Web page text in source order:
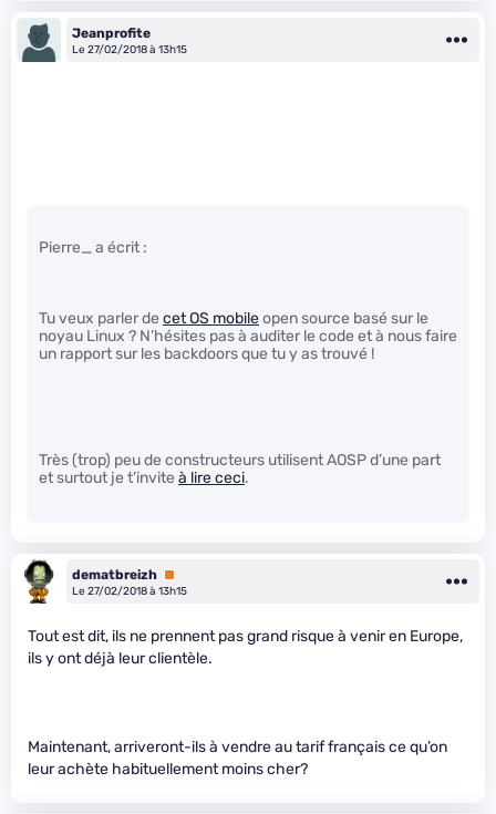
Jeanprofite
Le 27/02/2018 à 13h15
Pierre_ a écrit :
Tu veux parler de cet OS mobileopen source basé sur le
noyau Linux ? N’hésites pas à auditer le code et à nous faire
un rapport sur les backdoors que tu y as trouvé !
Très (trop) peu de constructeurs utilisent AOSP d’une part
et surtout je t’invite à lire ceci.
dematbreizh Premium
Le 27/02/2018 à 13h15
Tout est dit, ils ne prennent pas grand risque à venir en Europe,
ils y ont déjà leur clientèle.
Maintenant, arriveront-ils à vendre au tarif français ce qu’on
leur achète habituellement moins cher?